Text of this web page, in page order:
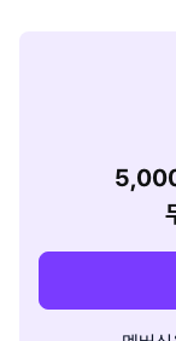
5,000